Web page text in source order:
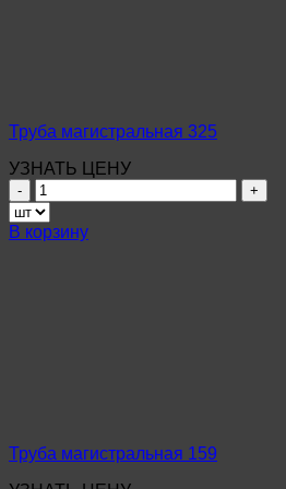
Труба магистральная 325
УЗНАТЬ ЦЕНУ
Количество
товара
Труба
магистральная
В корзину
Труба магистральная 159